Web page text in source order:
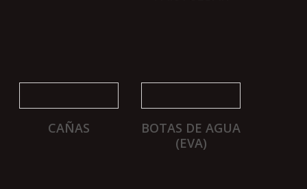
CAÑAS
BOTAS DE AGUA
(EVA)